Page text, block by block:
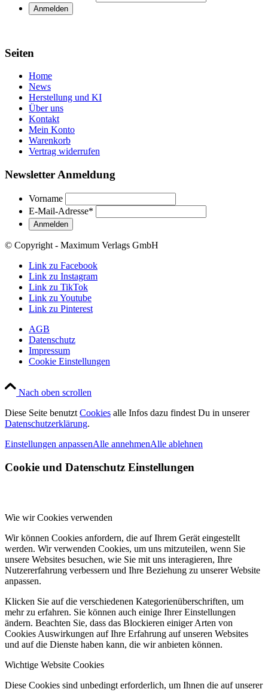
Seiten
Home
News
Herstellung und KI
Über uns
Kontakt
Mein Konto
Warenkorb
Vertrag widerrufen
Newsletter Anmeldung
Vorname
E-Mail-Adresse*
© Copyright - Maximum Verlags GmbH
Link zu Facebook
Link zu Instagram
Link zu TikTok
Link zu Youtube
Link zu Pinterest
AGB
Datenschutz
Impressum
Cookie Einstellungen
Nach oben scrollen
Diese Seite benutzt Cookies alle Infos dazu findest Du in unserer
Datenschutzerklärung.
Einstellungen anpassenAlle annehmenAlle ablehnen
Cookie und Datenschutz Einstellungen
Wie wir Cookies verwenden
Wir können Cookies anfordern, die auf Ihrem Gerät eingestellt
werden. Wir verwenden Cookies, um uns mitzuteilen, wenn Sie
unsere Websites besuchen, wie Sie mit uns interagieren, Ihre
Nutzererfahrung verbessern und Ihre Beziehung zu unserer Website
anpassen.
Klicken Sie auf die verschiedenen Kategorienüberschriften, um
mehr zu erfahren. Sie können auch einige Ihrer Einstellungen
ändern. Beachten Sie, dass das Blockieren einiger Arten von
Cookies Auswirkungen auf Ihre Erfahrung auf unseren Websites
und auf die Dienste haben kann, die wir anbieten können.
Wichtige Website Cookies
Diese Cookies sind unbedingt erforderlich, um Ihnen die auf unserer